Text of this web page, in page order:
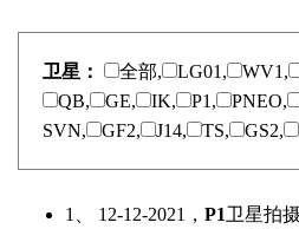
卫星： 全部, LG01, WV1,
QB,
GE, IK, P1, PNEO,
SVN,
GF2, J14, TS, GS2,
1、 12-12-2021， P1卫星拍